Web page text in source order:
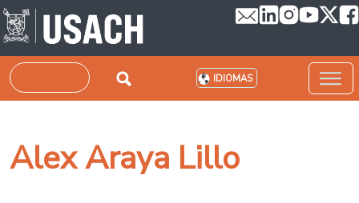
Pasar al contenido principal
Buscar IDIOMAS
Alex Araya Lillo